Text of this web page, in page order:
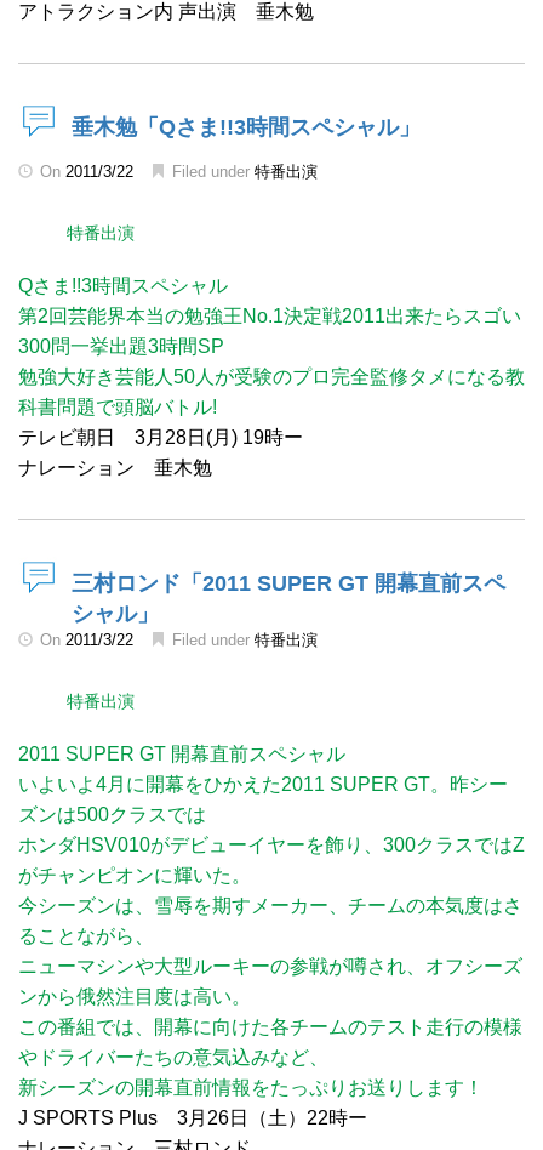
アトラクション内 声出演 垂木勉
垂木勉「Qさま!!3時間スペシャル」
On 2011/3/22 Filed under 特番出演
特番出演
Qさま!!3時間スペシャル
第2回芸能界本当の勉強王No.1決定戦2011出来たらスゴい
300問一挙出題3時間SP
勉強大好き芸能人50人が受験のプロ完全監修タメになる教
科書問題で頭脳バトル!
テレビ朝日 3月28日(月) 19時ー
ナレーション 垂木勉
三村ロンド「2011 SUPER GT 開幕直前スペ
シャル」
On 2011/3/22 Filed under 特番出演
特番出演
2011 SUPER GT 開幕直前スペシャル
いよいよ4月に開幕をひかえた2011 SUPER GT。昨シー
ズンは500クラスでは
ホンダHSV010がデビューイヤーを飾り、300クラスではZ
がチャンピオンに輝いた。
今シーズンは、雪辱を期すメーカー、チームの本気度はさ
ることながら、
ニューマシンや大型ルーキーの参戦が噂され、オフシーズ
ンから俄然注目度は高い。
この番組では、開幕に向けた各チームのテスト走行の模様
やドライバーたちの意気込みなど、
新シーズンの開幕直前情報をたっぷりお送りします！
J SPORTS Plus 3月26日（土）22時ー